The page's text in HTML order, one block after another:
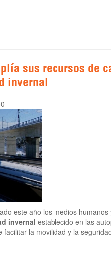
sus recursos de
invernal
este año los medios
invernal establecido en las
facilitar la movilidad y la